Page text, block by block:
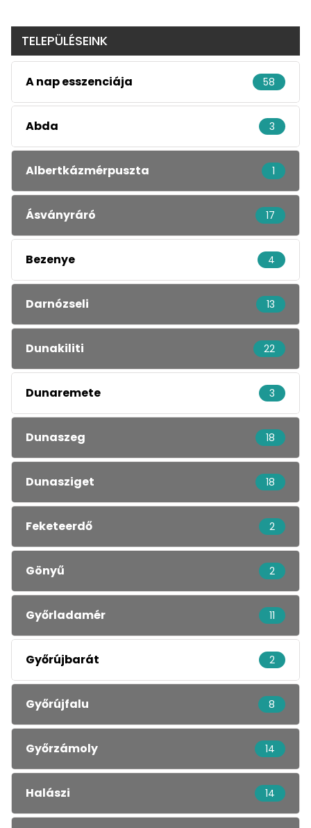
TELEPÜLÉSEINK
A nap esszenciája 58
Abda 3
Albertkázmérpuszta 1
Ásványráró 17
Bezenye 4
Darnózseli 13
Dunakiliti 22
Dunaremete 3
Dunaszeg 18
Dunasziget 18
Feketeerdő 2
Gönyű 2
Győrladamér 11
Győrújbarát 2
Győrújfalu 8
Győrzámoly 14
Halászi 14